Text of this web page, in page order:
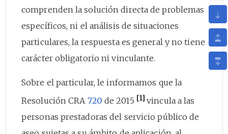
comprenden la solución directa de problemas
específicos, ni el análisis de situaciones
particulares, la respuesta es general y no tiene
carácter obligatorio ni vinculante.
Sobre el particular, le informamos que la
Resolución CRA 720 de 2015 [1] vincula a las
personas prestadoras del servicio público de